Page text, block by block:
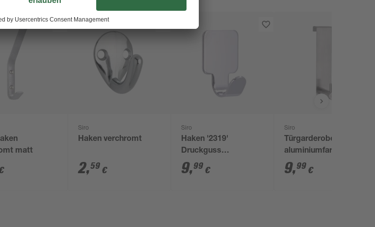
matt
Siro
Haken verchromt
2,59 €
Siro
Haken '2319'
Druckguss
selbstklebend 2 x 3 x
1,6 cm, 3 Stück
9,99 €
Siro
Türgarderobe
aluminiumfarben fein
geschliffen
9,99 €